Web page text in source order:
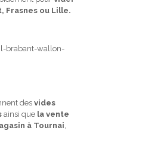
Frasnes ou Lille.
des vides
ainsi que la vente
à Tournai